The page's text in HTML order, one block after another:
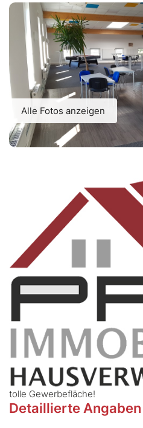
Alle Fotos anzeigen
tolle Gewerbefläche!
Detaillierte